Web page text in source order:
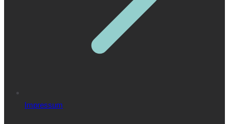
Impressum